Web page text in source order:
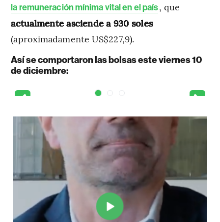
la remuneración mínima vital en el país, que
actualmente asciende a 930 soles
(aproximadamente US$227,9).
Así se comportaron las bolsas este viernes 10
de diciembre: